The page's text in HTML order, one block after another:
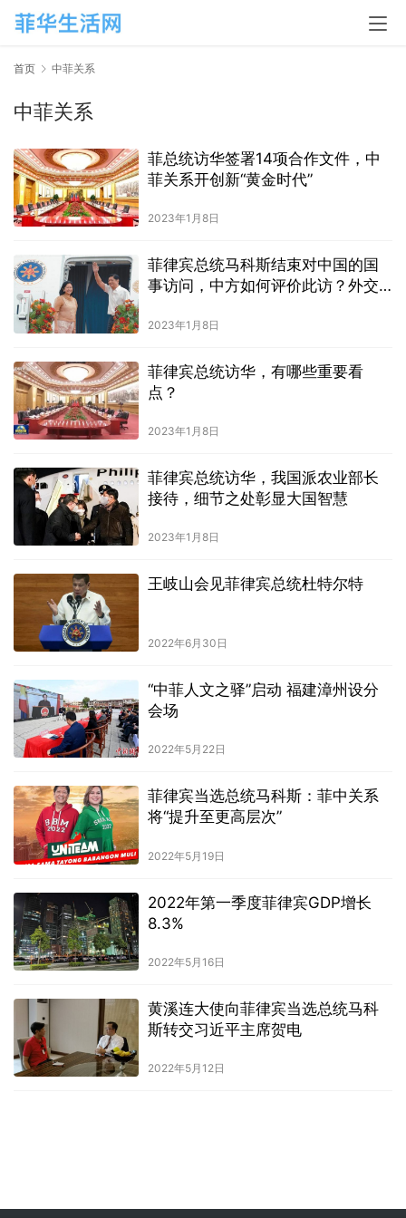
首页 中菲关系
中菲关系
菲总统访华签署14项合作文件，中
菲关系开创新“黄金时代”
2023年1月8日
菲律宾总统马科斯结束对中国的国
事访问，中方如何评价此访？外交
2023年1月8日
菲律宾总统访华，有哪些重要看
点？
2023年1月8日
菲律宾总统访华，我国派农业部长
接待，细节之处彰显大国智慧
2023年1月8日
王岐山会见菲律宾总统杜特尔特
2022年6月30日
“中菲人文之驿”启动 福建漳州设分
会场
2022年5月22日
菲律宾当选总统马科斯：菲中关系
将“提升至更高层次”
2022年5月19日
2022年第一季度菲律宾GDP增长
8.3%
2022年5月16日
黄溪连大使向菲律宾当选总统马科
斯转交习近平主席贺电
2022年5月12日